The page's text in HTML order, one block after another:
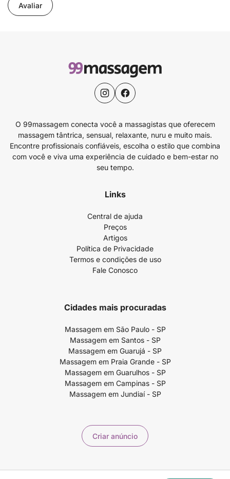
Avaliar
O 99massagem conecta você a massagistas que oferecem
massagem tântrica, sensual, relaxante, nuru e muito mais.
Encontre profissionais confiáveis, escolha o estilo que combina
com você e viva uma experiência de cuidado e bem-estar no
seu tempo.
Links
Central de ajuda
Preços
Artigos
Política de Privacidade
Termos e condições de uso
Fale Conosco
Cidades mais procuradas
Massagem em São Paulo - SP
Massagem em Santos - SP
Massagem em Guarujá - SP
Massagem em Praia Grande - SP
Massagem em Guarulhos - SP
Massagem em Campinas - SP
Massagem em Jundiaí - SP
Criar anúncio
Copyright ©2026 99massagem.com.br - 99Massagem Publicidade e